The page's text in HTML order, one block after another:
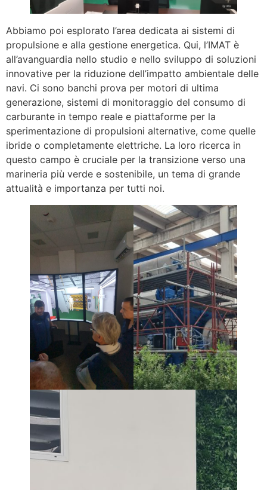
Abbiamo poi esplorato l’area dedicata ai sistemi di
propulsione e alla gestione energetica. Qui, l’IMAT è
all’avanguardia nello studio e nello sviluppo di soluzioni
innovative per la riduzione dell’impatto ambientale delle
navi. Ci sono banchi prova per motori di ultima
generazione, sistemi di monitoraggio del consumo di
carburante in tempo reale e piattaforme per la
sperimentazione di propulsioni alternative, come quelle
ibride o completamente elettriche. La loro ricerca in
questo campo è cruciale per la transizione verso una
marineria più verde e sostenibile, un tema di grande
attualità e importanza per tutti noi.